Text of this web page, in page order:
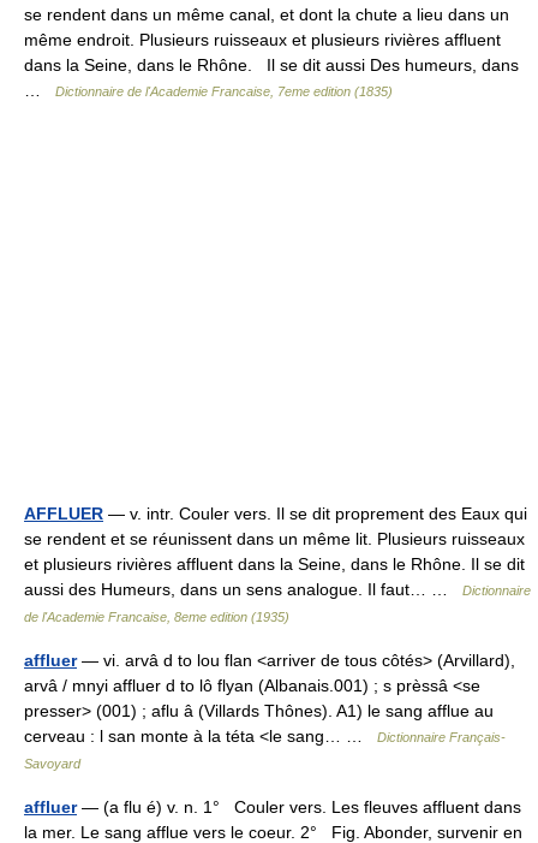
se rendent dans un même canal, et dont la chute a lieu dans un
même endroit. Plusieurs ruisseaux et plusieurs rivières affluent
dans la Seine, dans le Rhône. Il se dit aussi Des humeurs, dans
Dictionnaire de l'Academie Francaise, 7eme edition (1835)
AFFLUER — v. intr. Couler vers. Il se dit proprement des Eaux qui
se rendent et se réunissent dans un même lit. Plusieurs ruisseaux
et plusieurs rivières affluent dans la Seine, dans le Rhône. Il se dit
aussi des Humeurs, dans un sens analogue. Il faut… …
Dictionnaire
de l'Academie Francaise, 8eme edition (1935)
affluer— vi. arvâ d to lou flan <arriver de tous côtés> (Arvillard),
arvâ / mnyi affluer d to lô flyan (Albanais.001) ; s prèssâ <se
presser> (001) ; aflu â (Villards Thônes). A1) le sang afflue au
cerveau : l san monte à la téta <le sang… …
Dictionnaire Français-
Savoyard
affluer— (a flu é) v. n. 1° Couler vers. Les fleuves affluent dans
la mer. Le sang afflue vers le coeur. 2° Fig. Abonder, survenir en